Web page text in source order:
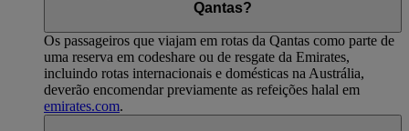
Qantas?
Os passageiros que viajam em rotas da Qantas como parte de
uma reserva em codeshare ou de resgate da Emirates,
incluindo rotas internacionais e domésticas na Austrália,
deverão encomendar previamente as refeições halal em
emirates.com.